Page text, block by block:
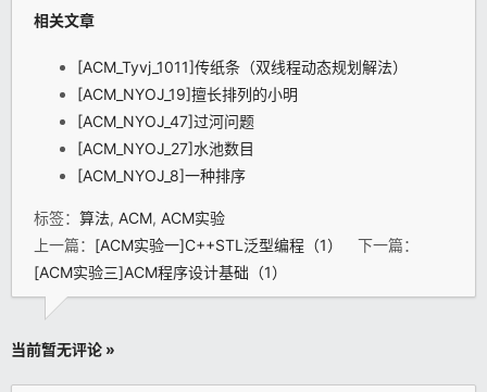
相关文章
[ACM_Tyvj_1011]传纸条（双线程动态规划解法）
[ACM_NYOJ_19]擅长排列的小明
[ACM_NYOJ_47]过河问题
[ACM_NYOJ_27]水池数目
[ACM_NYOJ_8]一种排序
标签： 算法, ACM, ACM实验
上一篇： [ACM实验一]C++STL泛型编程（1）
下一篇：
[ACM实验三]ACM程序设计基础（1）
当前暂无评论 »